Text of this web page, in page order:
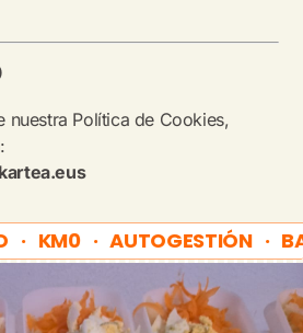
nuestra Política de Cookies,
· KM0 · AUTOGESTIÓN ·